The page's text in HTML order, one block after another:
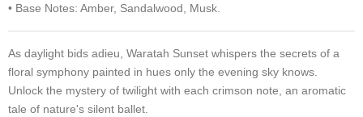
• Base Notes: Amber, Sandalwood, Musk.
As daylight bids adieu, Waratah Sunset whispers the secrets of a
floral symphony painted in hues only the evening sky knows.
Unlock the mystery of twilight with each crimson note, an aromatic
tale of nature's silent ballet.